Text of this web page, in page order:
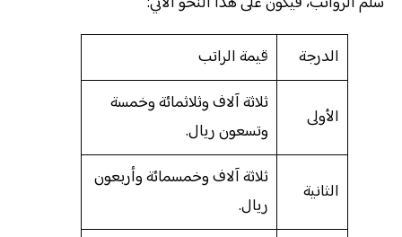
الدرجة
قيمة الراتب
الأولى
ثلاثة آلاف وثلاثمائة وخمسة
وتسعون ريال.
الثانية
ثلاثة آلاف وخمسمائة وأربعون
ريال.